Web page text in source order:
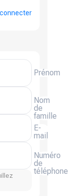
Prénom
Nom
de
famille
E-
mail
Numéro
de
téléphone